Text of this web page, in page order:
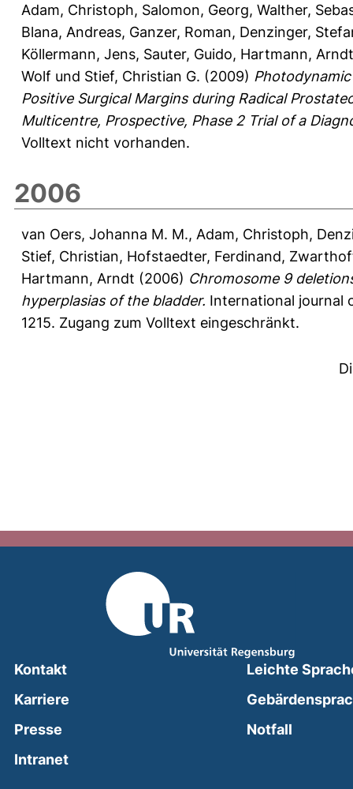
Adam, Christoph, Salomon, Georg, Walther,
Blana, Andreas, Ganzer, Roman, Denzinger,
Köllermann, Jens, Sauter, Guido, Hartmann, Arndt
Wolf und Stief, Christian G. (2009)
Positive Surgical Margins during Radical
Multicentre, Prospective, Phase 2 Trial of a
Volltext nicht vorhanden.
2006
van Oers, Johanna M. M., Adam, Christoph,
Stief, Christian, Hofstaedter, Ferdinand,
Hartmann, Arndt (2006) Chromosome 9
hyperplasias of the bladder. International journal
1215. Zugang zum Volltext eingeschränkt.
Kontakt
Karriere
Presse
Intranet(external link, opens in a new window)
Leichte
Notfall